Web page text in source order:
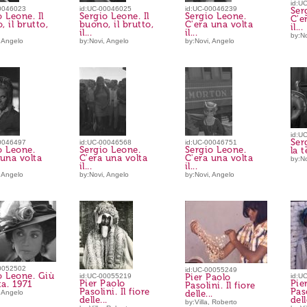
Leone. Il
il brutto,
id:UC-00046025
Sergio Leone. Il
buono, il brutto,
il...
by:Novi, Angelo
id:UC-00046239
Sergio Leone.
C'era una volta
il...
by:Novi, Angelo
il...
Leone.
volta
id:UC-00046568
Sergio Leone.
C'era una volta
il...
by:Novi, Angelo
id:UC-00046751
Sergio Leone.
C'era una volta
il...
by:Novi, Angelo
la
Leone. Giù
1971
id:UC-00055219
Pier Paolo
Pasolini. Il fiore
delle...
id:UC-00055249
Pier Paolo
Pasolini. Il fiore
delle...
by:Villa, Roberto